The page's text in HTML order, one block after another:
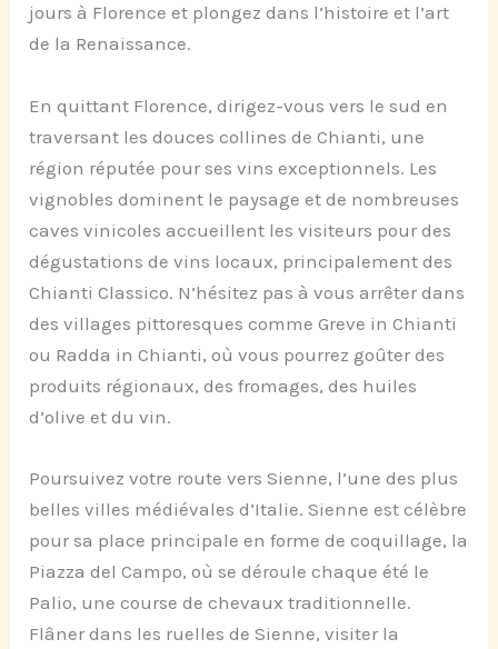
jours à Florence et plongez dans l’histoire et l’art
de la Renaissance.
En quittant Florence, dirigez-vous vers le sud en
traversant les douces collines de Chianti, une
région réputée pour ses vins exceptionnels. Les
vignobles dominent le paysage et de nombreuses
caves vinicoles accueillent les visiteurs pour des
dégustations de vins locaux, principalement des
Chianti Classico. N’hésitez pas à vous arrêter dans
des villages pittoresques comme Greve in Chianti
ou Radda in Chianti, où vous pourrez goûter des
produits régionaux, des fromages, des huiles
d’olive et du vin.
Poursuivez votre route vers Sienne, l’une des plus
belles villes médiévales d’Italie. Sienne est célèbre
pour sa place principale en forme de coquillage, la
Piazza del Campo, où se déroule chaque été le
Palio, une course de chevaux traditionnelle.
Flâner dans les ruelles de Sienne, visiter la